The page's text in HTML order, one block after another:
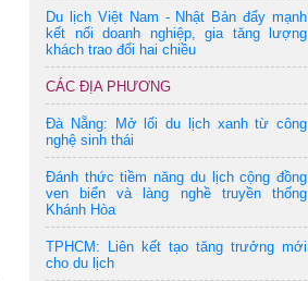
Du lịch Việt Nam - Nhật Bản đẩy mạnh
kết nối doanh nghiệp, gia tăng lượng
khách trao đổi hai chiều
CÁC ĐỊA PHƯƠNG
Đà Nẵng: Mở lối du lịch xanh từ công
nghệ sinh thái
Đánh thức tiềm năng du lịch cộng đồng
ven biển và làng nghề truyền thống
Khánh Hòa
TPHCM: Liên kết tạo tăng trưởng mới
cho du lịch